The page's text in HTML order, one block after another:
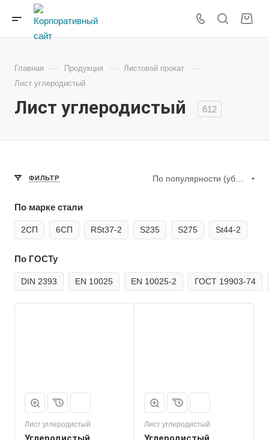
Главная — Продукция — Листовой прокат —
Лист углеродистый
Лист углеродистый 612
ФИЛЬТР
По марке стали
2СП 6СП RSt37-2 S235 S275 St44-2
По ГОСТу
DIN 2393 EN 10025 EN 10025-2 ГОСТ 19903-74
Лист углеродистый Лист углеродистый